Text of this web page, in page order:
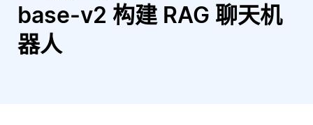
base-v2 构建 RAG 聊天机
器人